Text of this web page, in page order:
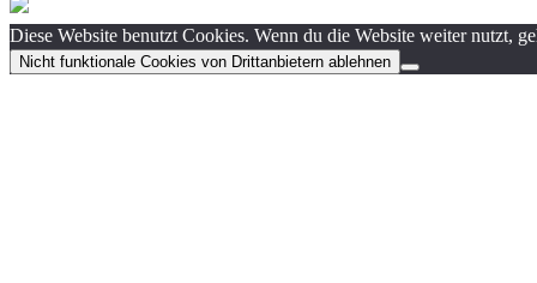
Diese Website benutzt Cookies. Wenn du die Website weiter nutzt,
Nicht funktionale Cookies von Drittanbietern ablehnen